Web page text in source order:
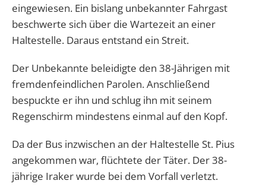
eingewiesen. Ein bislang unbekannter Fahrgast
beschwerte sich über die Wartezeit an einer
Haltestelle. Daraus entstand ein Streit.
Der Unbekannte beleidigte den 38-Jährigen mit
fremdenfeindlichen Parolen. Anschließend
bespuckte er ihn und schlug ihn mit seinem
Regenschirm mindestens einmal auf den Kopf.
Da der Bus inzwischen an der Haltestelle St. Pius
angekommen war, flüchtete der Täter. Der 38-
jährige Iraker wurde bei dem Vorfall verletzt.